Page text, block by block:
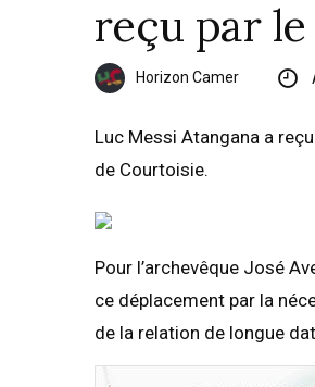
reçu par
Horizon Camer
Luc Messi Atangana a
de Courtoisie.
Pour l’archevêque José
ce déplacement par la
de la relation de longue